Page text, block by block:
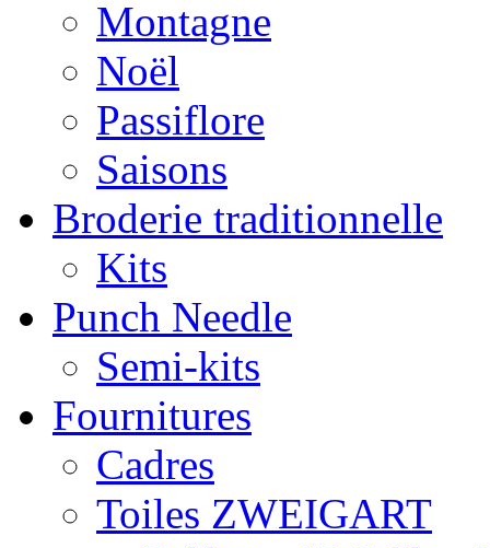
Montagne
Noël
Passiflore
Saisons
Broderie traditionnelle
Kits
Punch Needle
Semi-kits
Fournitures
Cadres
Toiles ZWEIGART